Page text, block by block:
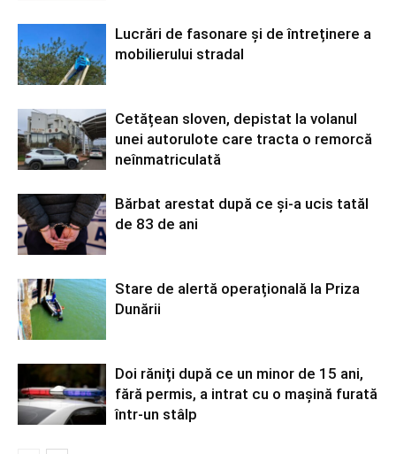
Lucrări de fasonare și de întreținere a
mobilierului stradal
Cetățean sloven, depistat la volanul
unei autorulote care tracta o remorcă
neînmatriculată
Bărbat arestat după ce și-a ucis tatăl
de 83 de ani
Stare de alertă operațională la Priza
Dunării
Doi răniți după ce un minor de 15 ani,
fără permis, a intrat cu o mașină furată
într-un stâlp